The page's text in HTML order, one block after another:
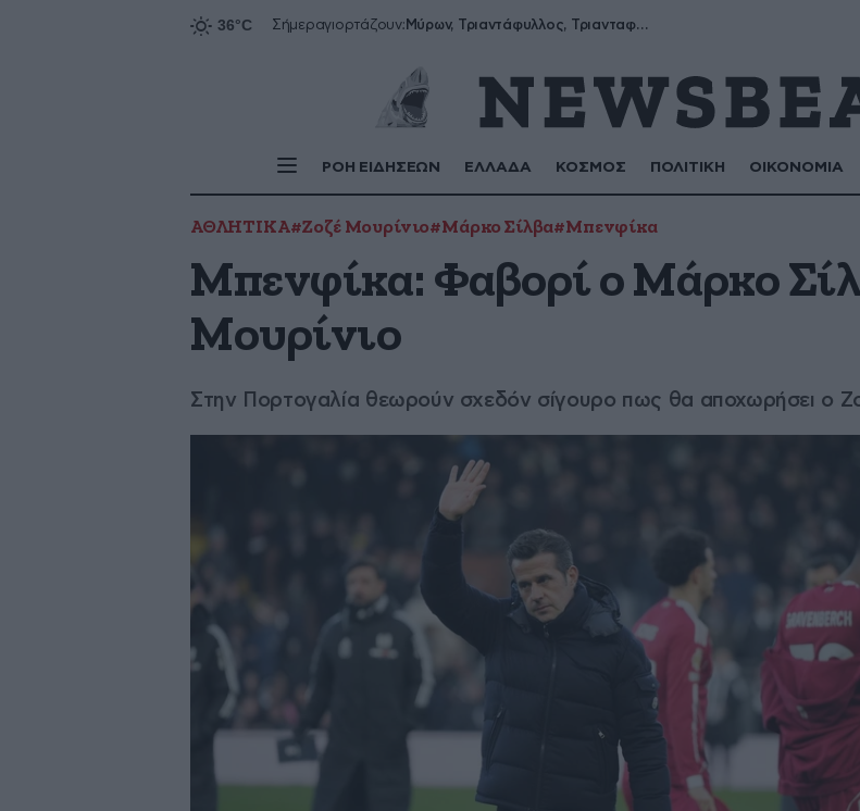
Σήμεραγιορτάζουν: Μύρων, Τριαντάφυλλος, Τριανταφυλλιά, Φυλλιώ, Ρόζα
ΡΟΗ ΕΙΔΗΣΕΩΝ ΕΛΛΑΔΑ ΚΟΣΜΟΣ ΠΟΛΙΤΙΚΗ ΟΙΚΟΝΟΜΙΑ
ΑΘΛΗΤΙΚΑ#Ζοζέ Μουρίνιο#Μάρκο Σίλβα#Μπενφίκα
Μπενφίκα: Φαβορί ο Μάρκο
Μουρίνιο
Στην Πορτογαλία θεωρούν σχεδόν σίγουρο πως θα αποχωρήσει ο